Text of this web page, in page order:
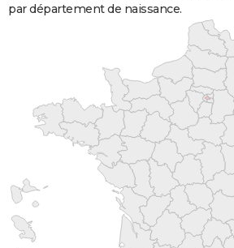
par département de naissance.